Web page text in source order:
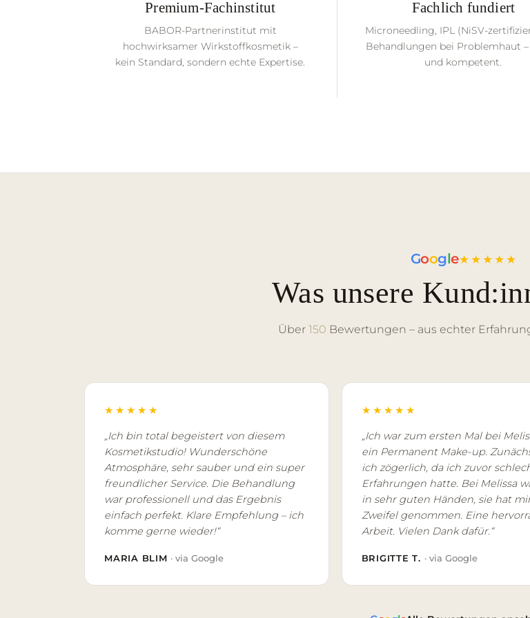
Premium-Fachinstitut
BABOR-Partnerinstitut mit
hochwirksamer Wirkstoffkosmetik –
kein Standard, sondern echte Expertise.
Fachlich fundiert
Microneedling, IPL (NiSV-
Behandlungen bei Problemhaut
und kompetent.
Google★★★★★
Was unsere
Über 150 Bewertungen – aus echter
★★★★★
„Ich bin total begeistert von diesem
Kosmetikstudio! Wunderschöne
Atmosphäre, sehr sauber und ein super
freundlicher Service. Die Behandlung
war professionell und das Ergebnis
einfach perfekt. Klare Empfehlung – ich
komme gerne wieder!“
MARIA BLIM · via Google
★★★★★
„Ich war zum ersten Mal bei
ein Permanent Make-up.
ich zögerlich, da ich zuvor
Erfahrungen hatte. Bei Melissa
in sehr guten Händen, sie hat
Zweifel genommen. Eine
Arbeit. Vielen Dank dafür.“
BRIGITTE T. · via Google